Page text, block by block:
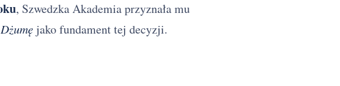
, Szwedzka Akademia przyznała mu
Dżumę jako fundament tej decyzji.